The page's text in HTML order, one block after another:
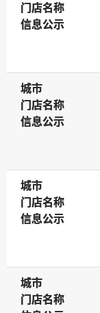
门店名称
门店名称
信息公示
信息公示
城市
城市
门店名称
门店名称
信息公示
信息公示
城市
城市
门店名称
门店名称
信息公示
信息公示
城市
城市
门店名称
门店名称